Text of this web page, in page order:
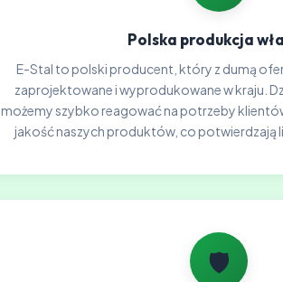
Polska produkcja
E-Stal to polski producent, który z dumą
zaprojektowane i wyprodukowane w kraju.
możemy szybko reagować na potrzeby
jakość naszych produktów, co potwierdzają
🛡️